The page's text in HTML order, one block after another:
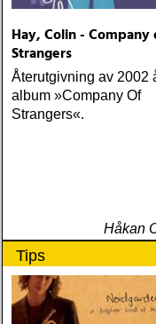
Hay, Colin - Company
Strangers
Återutgivning av 2002
album »Company Of
Strangers«.
Håkan
Tips